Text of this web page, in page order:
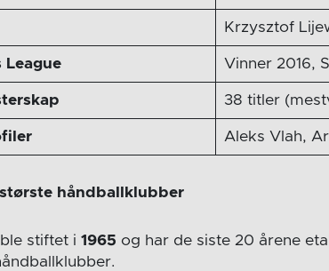
Krzysztof
League Vinner 2016,
38 titler
Aleks Vlah,
største håndballklubber
ble stiftet i1965 og har de siste 20 årene